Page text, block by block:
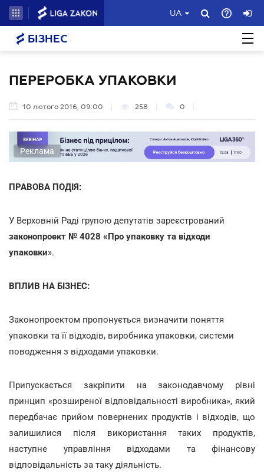
UA
БІЗНЕС
ПЕРЕРОБКА УПАКОВКИ
10 лютого 2016, 09:00 258 0
Реклама
ПРАВОВА ПОДІЯ:
У Верховній Раді групою депутатів зареєстрований
законопроект № 4028 «Про упаковку та відходи
упаковки».
ВПЛИВ НА БІЗНЕС:
Законопроектом пропонується визначити поняття
упаковки та її відходів, виробника упаковки, системи
поводження з відходами упаковки.
Припускається закріпити на законодавчому рівні
принцип «розширеної відповідальності виробника», який
передбачає прийом повернених продуктів і відходів, що
залишилися після використання таких продуктів,
наступне управління відходами та фінансову
відповідальність за таку діяльність.